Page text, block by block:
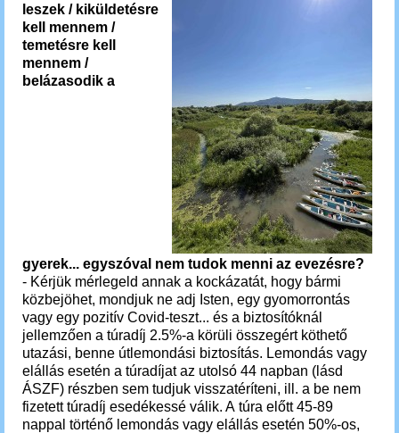
leszek / kiküldetésre
kell mennem /
temetésre kell
mennem /
belázasodik a
gyerek... egyszóval nem tudok menni az evezésre?
- Kérjük mérlegeld annak a kockázatát, hogy bármi
közbejöhet, mondjuk ne adj Isten, egy gyomorrontás
vagy egy pozitív Covid-teszt... és a biztosítóknál
jellemzően a túradíj 2.5%-a körüli összegért köthető
utazási, benne útlemondási biztosítás. Lemondás vagy
elállás esetén a túradíjat az utolsó 44 napban (lásd
ÁSZF) részben sem tudjuk visszatéríteni, ill. a be nem
fizetett túradíj esedékessé válik. A túra előtt 45-89
nappal történő lemondás vagy elállás esetén 50%-os,